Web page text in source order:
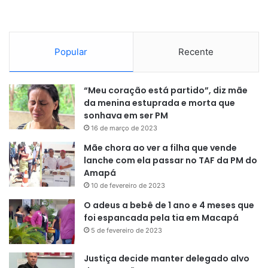
o Legislativo e com o Executivo.
Portanto, também deveria ser com
o Judiciário. O mandato vitalício
com aposentadoria compulsória
aos 75 anos é muito tempo. Tem
que haver reciclagem.
SENADOR JORGE SEIF (PL-SC)
Discussão legítima
No entendimento de Pacheco, a criação de mandatos para
alcance de decisão monocrática de ministro do STF ou de
Popular Recente
“Meu coração está partido”, diz mãe
da menina estuprada e morta que
sonhava em ser PM
16 de março de 2023
Mãe chora ao ver a filha que vende
lanche com ela passar no TAF da PM do
Amapá
10 de fevereiro de 2023
O adeus a bebê de 1 ano e 4 meses que
foi espancada pela tia em Macapá
5 de fevereiro de 2023
Justiça decide manter delegado alvo